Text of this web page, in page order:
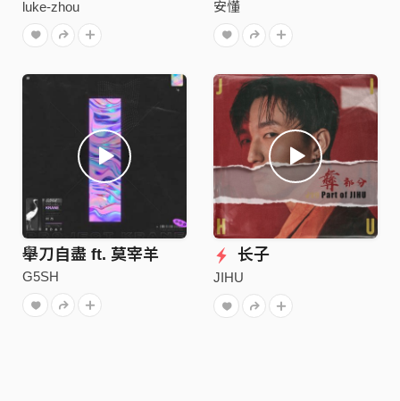
luke-zhou 安懂
舉刀自盡 ft. 莫宰羊
G5SH
长子
JIHU